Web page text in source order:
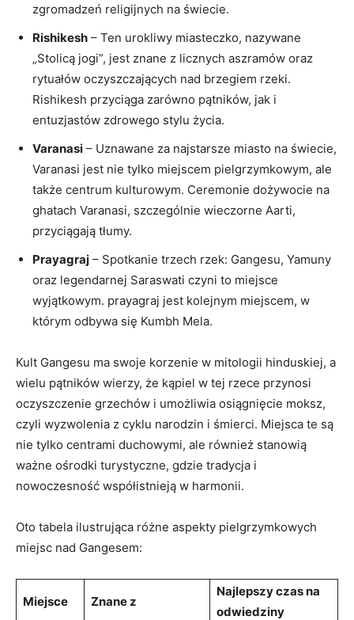
zgromadzeń religijnych na świecie.
Rishikesh – Ten urokliwy miasteczko, nazywane
„Stolicą jogi”, jest znane z licznych aszramów oraz
rytuałów oczyszczających nad brzegiem rzeki.
Rishikesh przyciąga zarówno pątników, jak i
entuzjastów zdrowego stylu życia.
Varanasi – Uznawane za najstarsze miasto na świecie,
Varanasi jest nie tylko miejscem pielgrzymkowym, ale
także centrum kulturowym. Ceremonie dożywocie na
ghatach Varanasi, szczególnie wieczorne Aarti,
przyciągają tłumy.
Prayagraj – Spotkanie trzech rzek: Gangesu, Yamuny
oraz legendarnej Saraswati czyni to miejsce
wyjątkowym. prayagraj jest kolejnym miejscem, w
którym odbywa się Kumbh Mela.
Kult Gangesu ma swoje korzenie w mitologii hinduskiej, a
wielu pątników wierzy, że kąpiel w tej rzece przynosi
oczyszczenie grzechów i umożliwia osiągnięcie moksz,
czyli wyzwolenia z cyklu narodzin i śmierci. Miejsca te są
nie tylko centrami duchowymi, ale również stanowią
ważne ośrodki turystyczne, gdzie tradycja i
nowoczesność współistnieją w harmonii.
Oto tabela ilustrująca różne aspekty pielgrzymkowych
miejsc nad Gangesem:
Miejsce Znane z
Najlepszy czas na
odwiedziny